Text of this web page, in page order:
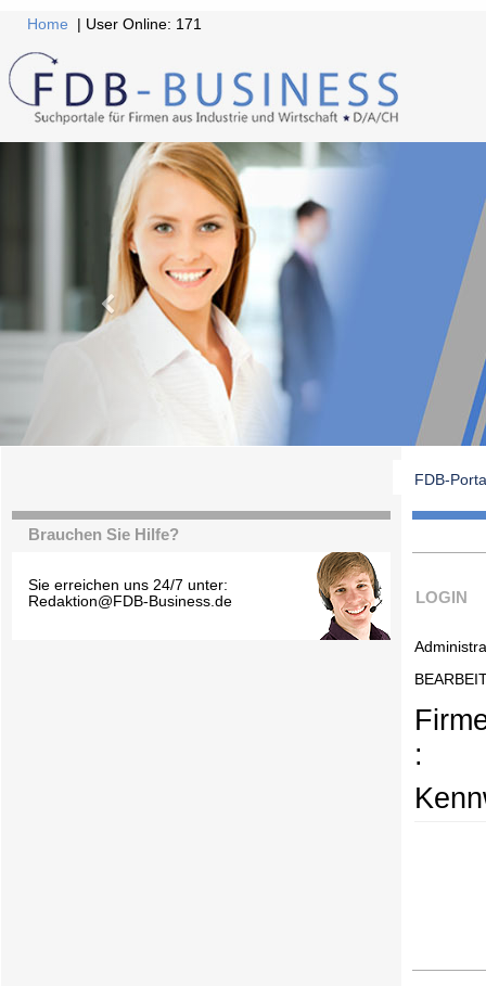
Home | User Online: 171
FDB-
Brauchen Sie Hilfe?
Sie erreichen uns 24/7 unter:
Redaktion@FDB-Business.de
LOGIN
: